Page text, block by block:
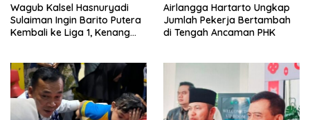
Wagub Kalsel Hasnuryadi
Sulaiman Ingin Barito Putera
Kembali ke Liga 1, Kenang
Airlangga Hartarto Ungkap
Jumlah Pekerja Bertambah
di Tengah Ancaman PHK